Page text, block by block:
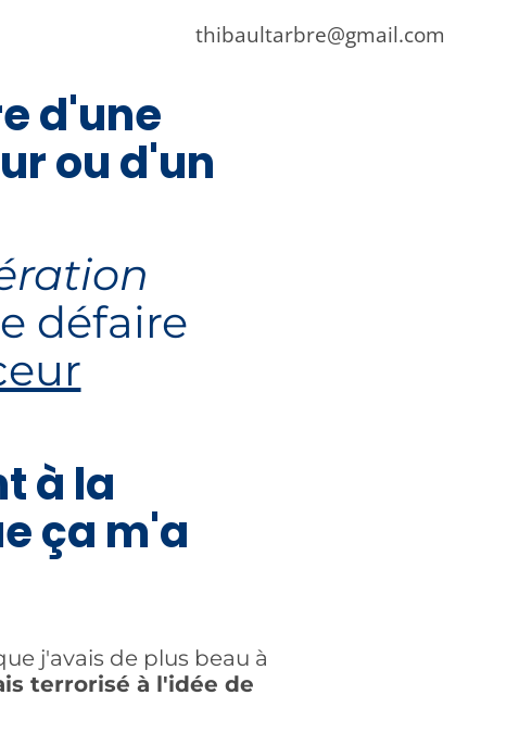
thibaultarbre@gmail.com
d'une
ou d'un
défaire
à la
ça m'a
j'avais de plus beau à
terrorisé à l'idée de